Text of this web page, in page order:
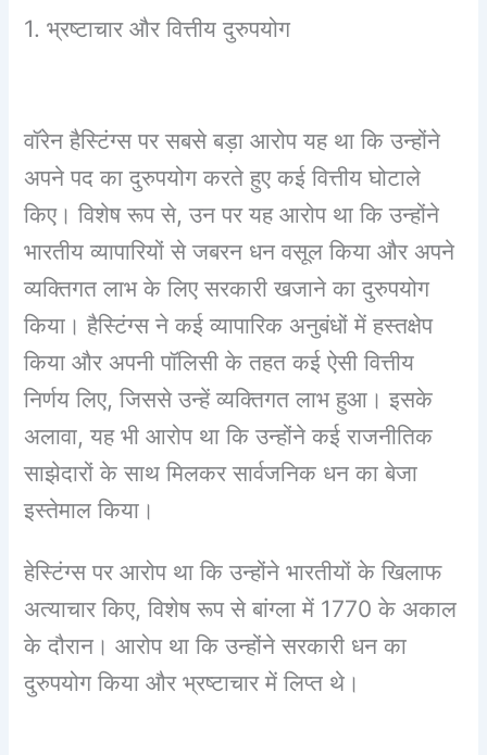
1. भ्रष्टाचार और वित्तीय दुरुपयोग
वॉरेन हैस्टिंग्स पर सबसे बड़ा आरोप यह था कि उन्होंने
अपने पद का दुरुपयोग करते हुए कई वित्तीय घोटाले
किए। विशेष रूप से, उन पर यह आरोप था कि उन्होंने
भारतीय व्यापारियों से जबरन धन वसूल किया और अपने
व्यक्तिगत लाभ के लिए सरकारी खजाने का दुरुपयोग
किया। हैस्टिंग्स ने कई व्यापारिक अनुबंधों में हस्तक्षेप
किया और अपनी पॉलिसी के तहत कई ऐसी वित्तीय
निर्णय लिए, जिससे उन्हें व्यक्तिगत लाभ हुआ। इसके
अलावा, यह भी आरोप था कि उन्होंने कई राजनीतिक
साझेदारों के साथ मिलकर सार्वजनिक धन का बेजा
इस्तेमाल किया।
हेस्टिंग्स पर आरोप था कि उन्होंने भारतीयों के खिलाफ
अत्याचार किए, विशेष रूप से बांग्ला में 1770 के अकाल
के दौरान। आरोप था कि उन्होंने सरकारी धन का
दुरुपयोग किया और भ्रष्टाचार में लिप्त थे।